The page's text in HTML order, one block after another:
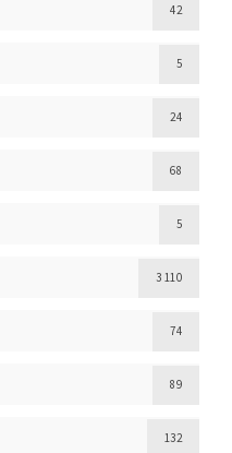
42
5
24
68
5
3 110
74
89
132